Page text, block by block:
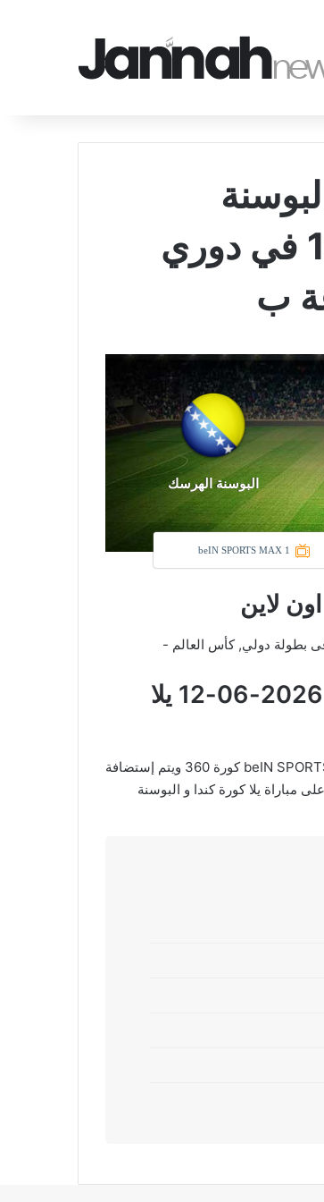
الهرسك بتاريخ 2026-06-12 في دوري
ب
البوسنة الهرسك
beIN SPORTS MAX 1
لاين
الهرسك فى بطولة دولي, كأس العالم -
معلومات عن مباراة كندا و البوسنة الهرسك 2026-06-12 يلا
في العارضة تنقل أحداث المباراة في الوطن العربي فضائيا على قناة beIN SPORTS MAX 1 كورة 360 ويتم إستضافة
مباراة يلا كورة كندا و البوسنة